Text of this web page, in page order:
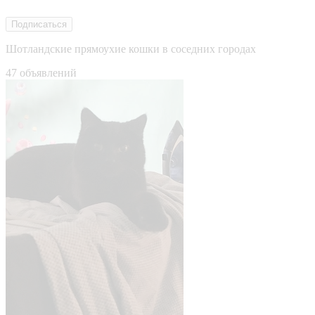
Подписаться
Шотландские прямоухие кошки в соседних городах
47 объявлений